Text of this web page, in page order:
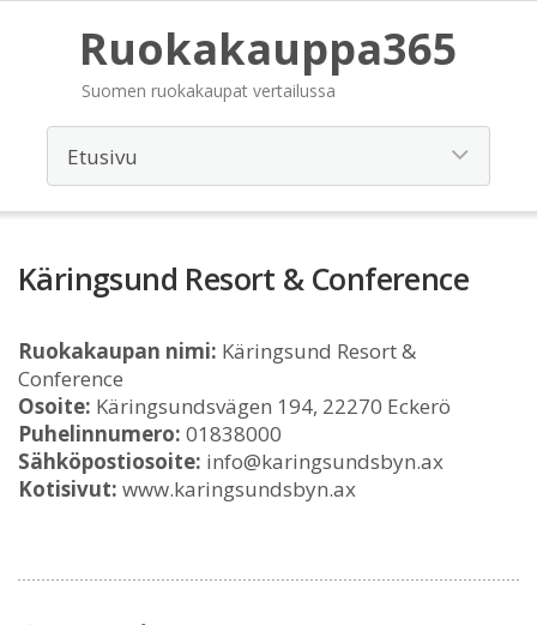
Ruokakauppa365
Suomen ruokakaupat vertailussa
Käringsund Resort & Conference
Ruokakaupan nimi: Käringsund Resort &
Conference
Osoite: Käringsundsvägen 194, 22270 Eckerö
Puhelinnumero: 01838000
Sähköpostiosoite: info@karingsundsbyn.ax
Kotisivut: www.karingsundsbyn.ax